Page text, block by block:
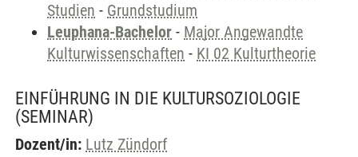
Studien - Grundstudium
Leuphana-Bachelor - Major Angewandte
Kulturwissenschaften - KI 02 Kulturtheorie
EINFÜHRUNG IN DIE KULTURSOZIOLOGIE
(SEMINAR)
Dozent/in: Lutz Zündorf